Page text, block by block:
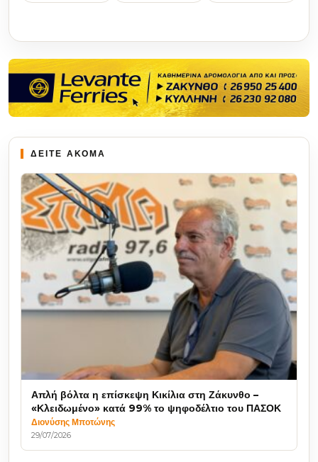
ΔΕΙΤΕ ΑΚΟΜΑ
Απλή βόλτα η επίσκεψη Κικίλια στη Ζάκυνθο –
«Κλειδωμένο» κατά 99% το ψηφοδέλτιο του ΠΑΣΟΚ
Διονύσης Μποτώνης
29/07/2026